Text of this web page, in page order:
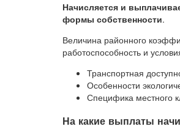
Начисляется и
формы собственности.
Величина районного
работоспособность и
Транспортная
Особенности
Специфика местного
На какие выплаты